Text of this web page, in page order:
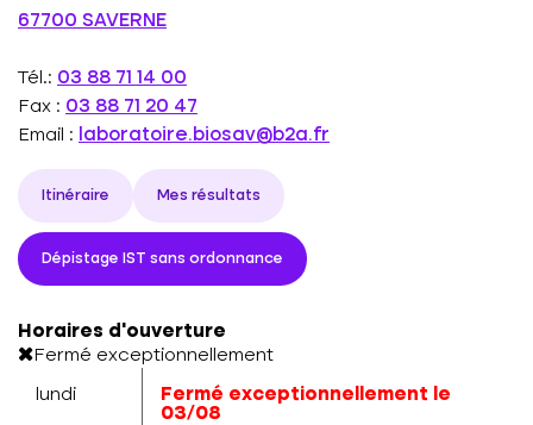
67700 SAVERNE
Tél.: 03 88 71 14 00
Fax : 03 88 71 20 47
Email :
laboratoire.biosav@b2a.fr
Itinéraire Mes résultats
Dépistage IST sans ordonnance
Horaires d'ouverture
Fermé exceptionnellement
lundi
Fermé exceptionnellement le
03/08